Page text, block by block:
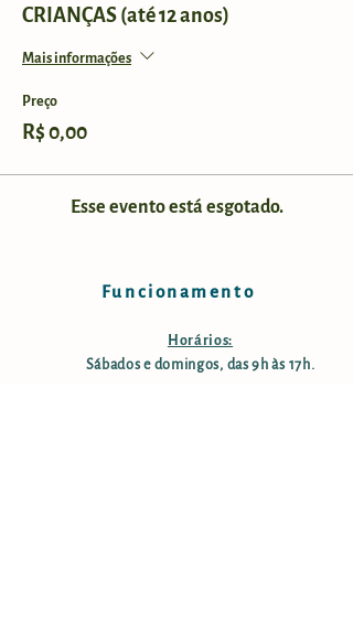
CRIANÇAS (até 12 anos)
Mais informações
Preço
R$ 0,00
Esse evento está esgotado.
Funcionamento
Horários:
Sábados e domingos, das 9h às 17h.